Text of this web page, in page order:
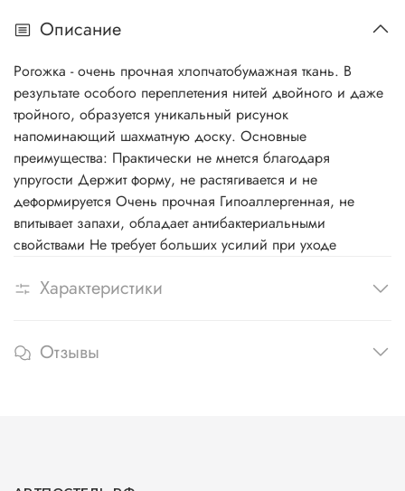
Описание
Рогожка - очень прочная хлопчатобумажная ткань. В
результате особого переплетения нитей двойного и даже
тройного, образуется уникальный рисунок
напоминающий шахматную доску. Основные
преимущества: Практически не мнется благодаря
упругости Держит форму, не растягивается и не
деформируется Очень прочная Гипоаллергенная, не
впитывает запахи, обладает антибактериальными
свойствами Не требует больших усилий при уходе
Характеристики
Отзывы